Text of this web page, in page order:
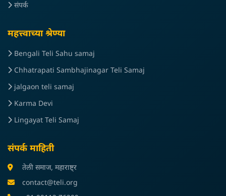
संपर्क
महत्त्वाच्या श्रेण्या
Bengali Teli Sahu samaj
Chhatrapati Sambhajinagar Teli Samaj
jalgaon teli samaj
Karma Devi
Lingayat Teli Samaj
संपर्क माहिती
तेली समाज, महाराष्ट्र
contact@teli.org